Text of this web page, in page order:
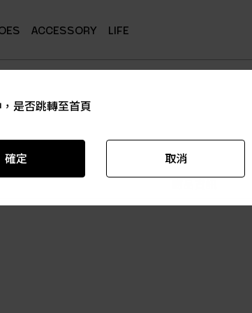
ACCESSORY LIFE
是否跳轉至首頁
確定 取消
是否跳轉至首頁
確定 取消
是否跳轉至首頁
確定 取消
是否跳轉至首頁
確定 取消
是否跳轉至首頁
確定 取消
是否跳轉至首頁
確定 取消